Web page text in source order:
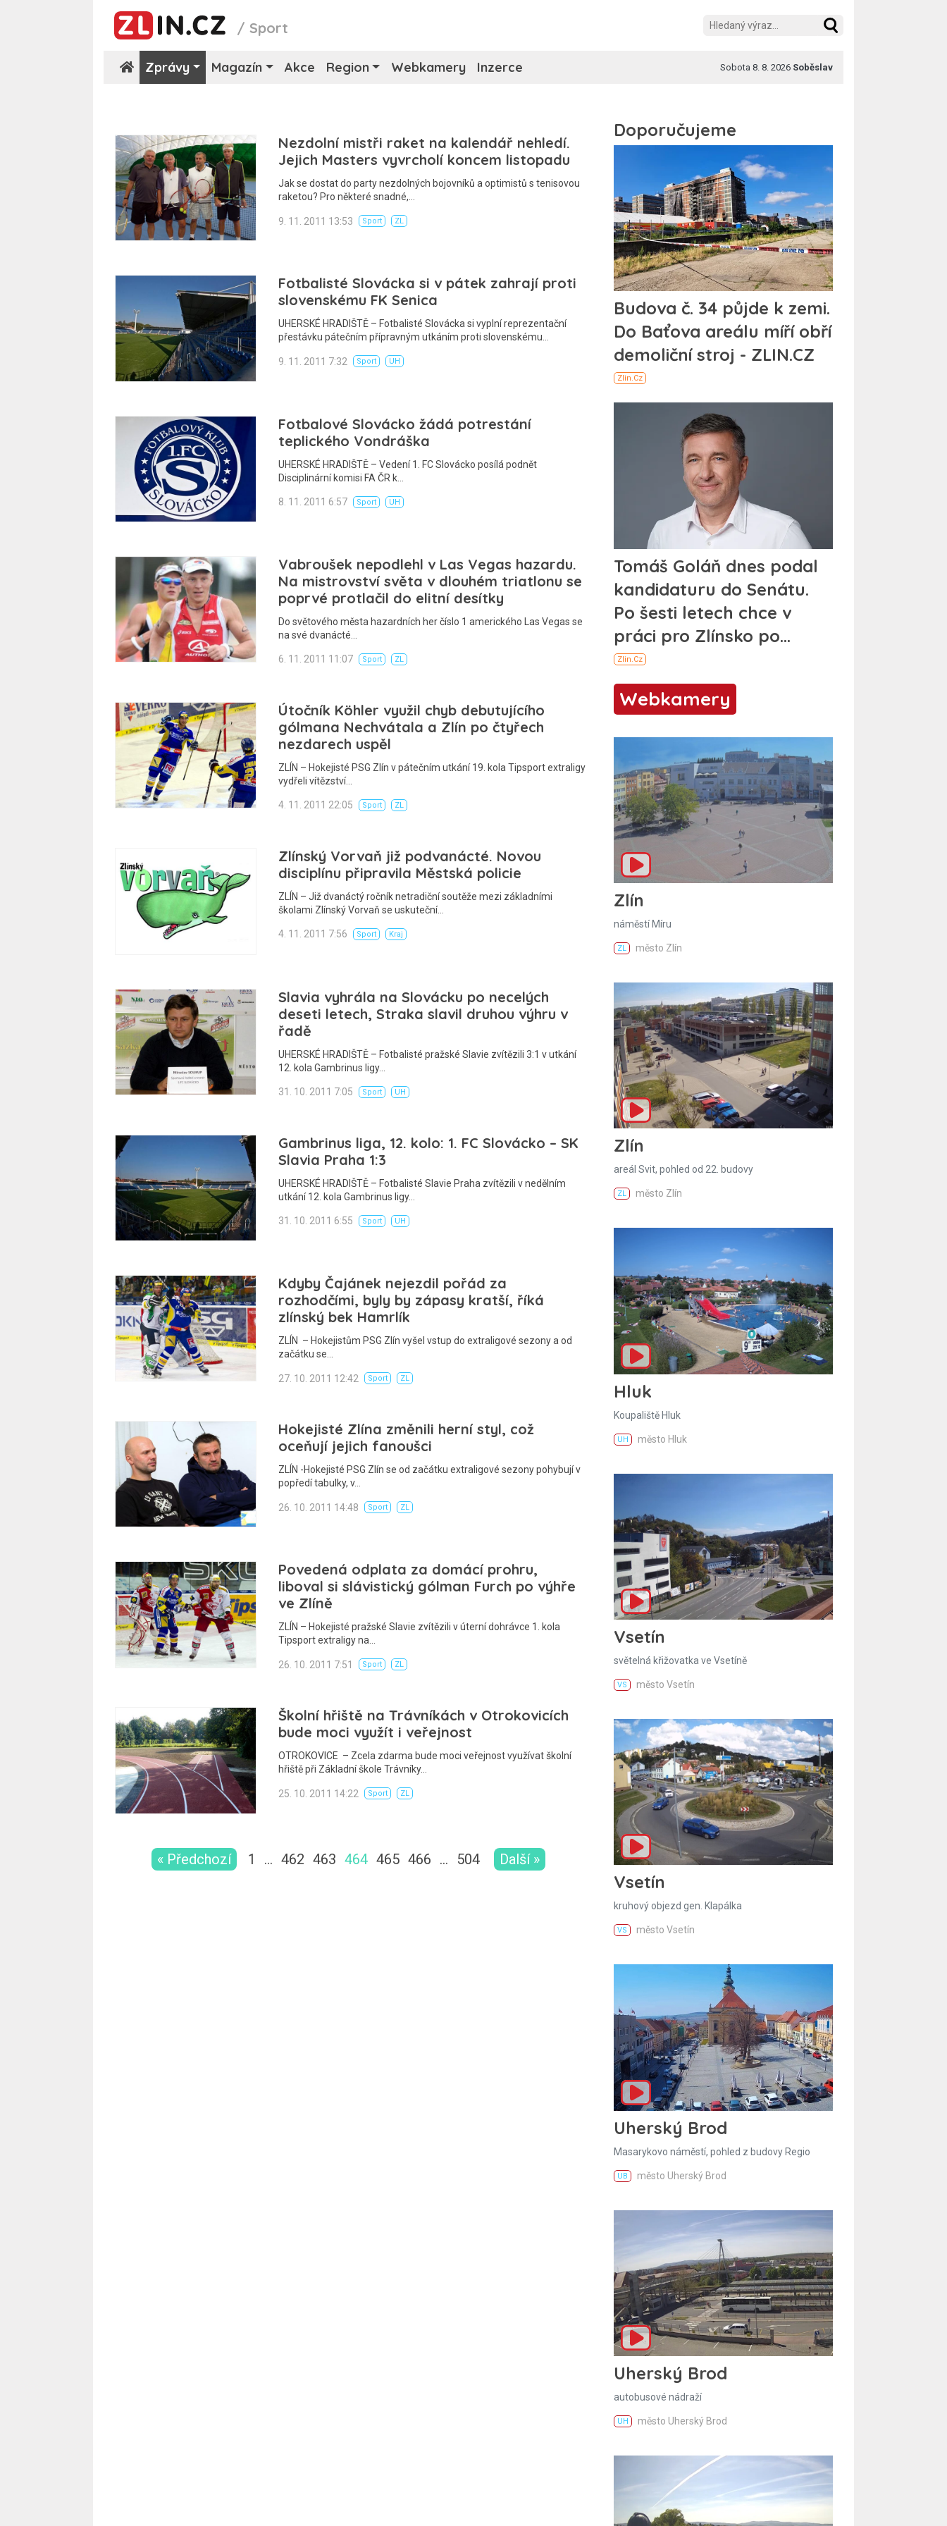
/Sport
Zprávy Magazín Akce Region Webkamery Inzerce Sobota 8. 8. 2026 Soběslav
Nezdolní mistři raket na kalendář nehledí.
Jejich Masters vyvrcholí koncem listopadu
Jak se dostat do party nezdolných bojovníků a optimistů s tenisovou
raketou? Pro některé snadné,…
9. 11. 2011 13:53 Sport ZL
Fotbalisté Slovácka si v pátek zahrají proti
slovenskému FK Senica
UHERSKÉ HRADIŠTĚ – Fotbalisté Slovácka si vyplní reprezentační
přestávku pátečním přípravným utkáním proti slovenskému…
9. 11. 2011 7:32 Sport UH
Fotbalové Slovácko žádá potrestání
teplického Vondráška
UHERSKÉ HRADIŠTĚ – Vedení 1. FC Slovácko posílá podnět
Disciplinární komisi FA ČR k…
8. 11. 2011 6:57 Sport UH
Vabroušek nepodlehl v Las Vegas hazardu.
Na mistrovství světa v dlouhém triatlonu se
poprvé protlačil do elitní desítky
Do světového města hazardních her číslo 1 amerického Las Vegas se
na své dvanácté…
6. 11. 2011 11:07 Sport ZL
Útočník Köhler využil chyb debutujícího
gólmana Nechvátala a Zlín po čtyřech
nezdarech uspěl
ZLÍN – Hokejisté PSG Zlín v pátečním utkání 19. kola Tipsport extraligy
vydřeli vítězství…
4. 11. 2011 22:05 Sport ZL
Zlínský Vorvaň již podvanácté. Novou
disciplínu připravila Městská policie
ZLÍN – Již dvanáctý ročník netradiční soutěže mezi základními
školami Zlínský Vorvaň se uskuteční…
4. 11. 2011 7:56 Sport Kraj
Slavia vyhrála na Slovácku po necelých
deseti letech, Straka slavil druhou výhru v
řadě
UHERSKÉ HRADIŠTĚ – Fotbalisté pražské Slavie zvítězili 3:1 v utkání
12. kola Gambrinus ligy…
31. 10. 2011 7:05 Sport UH
Gambrinus liga, 12. kolo: 1. FC Slovácko – SK
Slavia Praha 1:3
UHERSKÉ HRADIŠTĚ – Fotbalisté Slavie Praha zvítězili v nedělním
utkání 12. kola Gambrinus ligy…
31. 10. 2011 6:55 Sport UH
Kdyby Čajánek nejezdil pořád za
rozhodčími, byly by zápasy kratší, říká
zlínský bek Hamrlík
ZLÍN – Hokejistům PSG Zlín vyšel vstup do extraligové sezony a od
začátku se…
27. 10. 2011 12:42 Sport ZL
Hokejisté Zlína změnili herní styl, což
oceňují jejich fanoušci
ZLÍN -Hokejisté PSG Zlín se od začátku extraligové sezony pohybují v
popředí tabulky, v…
26. 10. 2011 14:48 Sport ZL
Povedená odplata za domácí prohru,
liboval si slávistický gólman Furch po výhře
ve Zlíně
ZLÍN – Hokejisté pražské Slavie zvítězili v úterní dohrávce 1. kola
Tipsport extraligy na…
26. 10. 2011 7:51 Sport ZL
Školní hřiště na Trávníkách v Otrokovicích
bude moci využít i veřejnost
OTROKOVICE – Zcela zdarma bude moci veřejnost využívat školní
hřiště při Základní škole Trávníky…
25. 10. 2011 14:22 Sport ZL
« Předchozí 1 … 462 463 464 465 466 … 504 Další »
Webkamery
Zlín
náměstí Míru
ZL město Zlín
Zlín
areál Svit, pohled od 22. budovy
ZL město Zlín
Hluk
Koupaliště Hluk
UH město Hluk
Vsetín
světelná křižovatka ve Vsetíně
VS město Vsetín
Vsetín
kruhový objezd gen. Klapálka
VS město Vsetín
Uherský Brod
Masarykovo náměstí, pohled z budovy Regio
UB město Uherský Brod
Uherský Brod
autobusové nádraží
UH město Uherský Brod